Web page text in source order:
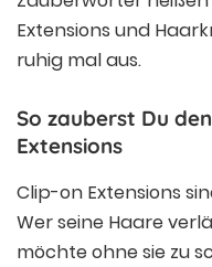
Extensions und
ruhig mal aus.
So zauberst Du
Extensions
Clip-on Extensions
Wer seine Haare
möchte ohne sie zu